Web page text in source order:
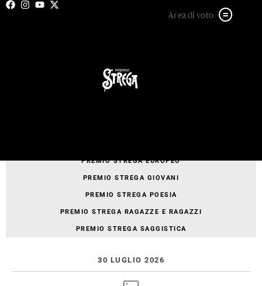
Area di voto
PREMIO STREGA EUROPEO
PREMIO STREGA GIOVANI
PREMIO STREGA POESIA
PREMIO STREGA RAGAZZE E RAGAZZI
PREMIO STREGA SAGGISTICA
30 LUGLIO 2026